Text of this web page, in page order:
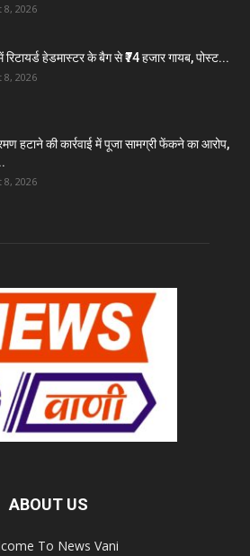
8, 2026
रिटायर्ड हेडमास्टर के बैग से ₹74 हजार गायब, पोस्ट...
8, 2026
हटाने की कार्रवाई में पूजा सामग्री फेंकने का आरोप,
8, 2026
ABOUT US
To News Vani